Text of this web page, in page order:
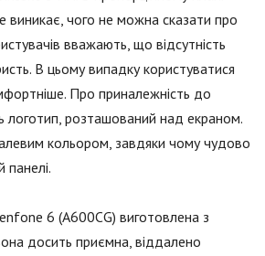
виникає, чого не можна сказати про
вважають, що відсутність
В цьому випадку користуватися
Про приналежність до
логотип, розташований над екраном.
кольором, завдяки чому чудово
панелі.
6 (A600CG) виготовлена з
досить приємна, віддалено